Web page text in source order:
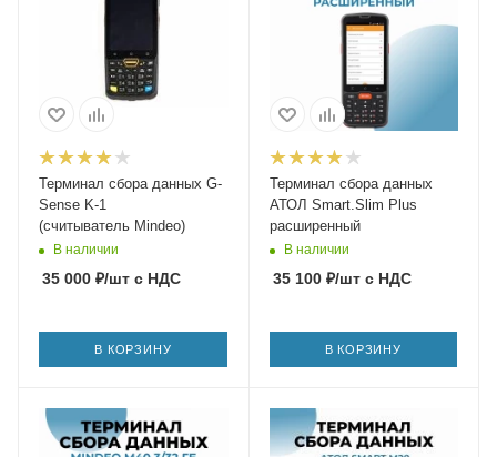
Терминал сбора данных G-
Sense K-1
(считыватель Mindeo)
В наличии
35 000 ₽/шт с НДС
В КОРЗИНУ
Терминал сбора данных
АТОЛ Smart.Slim Plus
расширенный
В наличии
35 100₽/штс НДС
В КОРЗИНУ